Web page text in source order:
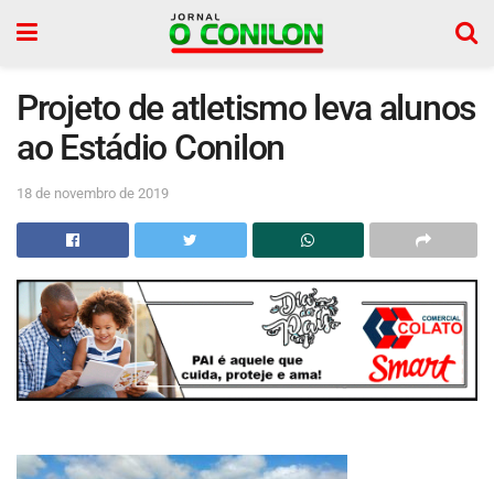
Projeto de atletismo leva alunos
ao Estádio Conilon
18 de novembro de 2019